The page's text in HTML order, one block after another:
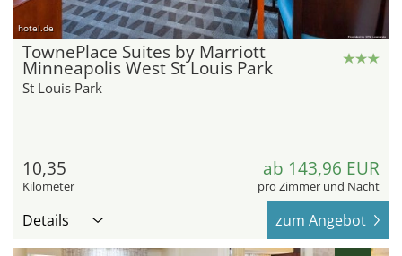
hotel.de
TownePlace Suites by Marriott
Minneapolis West St Louis Park
St Louis Park
10,35
Kilometer
ab 143,96 EUR
pro Zimmer und Nacht
Details zum Angebot